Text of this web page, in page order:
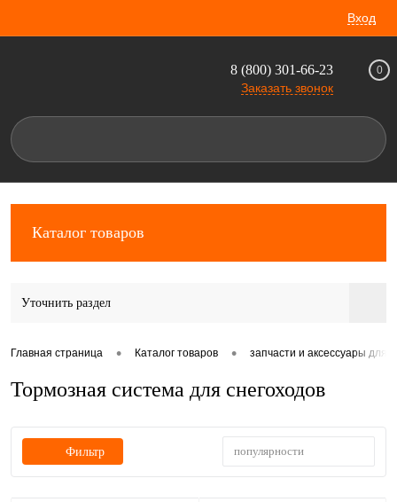
Вход
8 (800) 301-66-23
Заказать звонок
0
Каталог товаров
Уточнить раздел
Главная страница • Каталог товаров • запчасти и аксессуары для
Тормозная система для снегоходов
Фильтр популярности